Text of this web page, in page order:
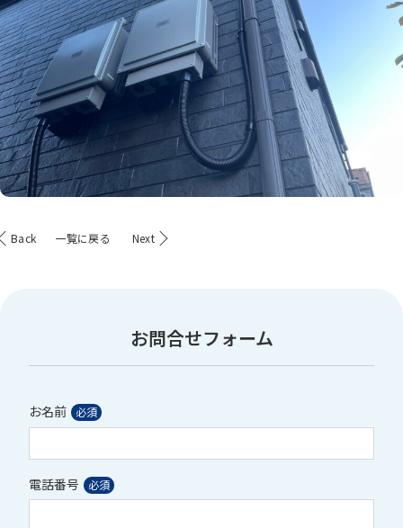
Back 一覧に戻る Next
お問合せフォーム
お名前
電話番号